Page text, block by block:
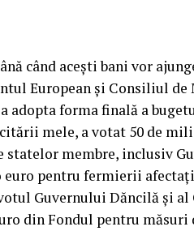
când aceşti bani vor
European şi Consiliul
adopta forma finală a
mele, a votat 50 de
statelor membre, inclusiv
pentru fermierii
Guvernului Dăncilă şi
din Fondul pentru